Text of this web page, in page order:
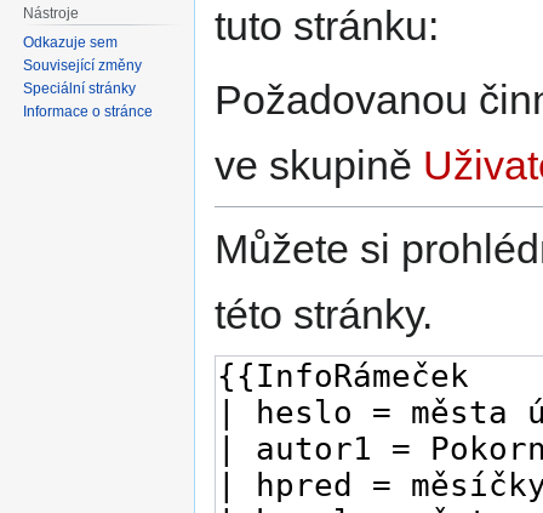
tuto stránku:
Požadovanou
ve skupině
Můžete si
této stránky.
Nástroje
Odkazuje sem
Související změny
Speciální stránky
Informace o stránce